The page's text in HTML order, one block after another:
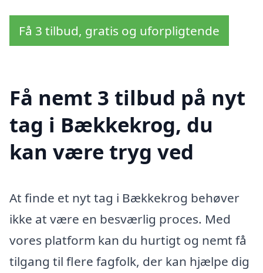
Få 3 tilbud, gratis og uforpligtende
Få nemt 3 tilbud på nyt
tag i Bækkekrog, du
kan være tryg ved
At finde et nyt tag i Bækkekrog behøver
ikke at være en besværlig proces. Med
vores platform kan du hurtigt og nemt få
tilgang til flere fagfolk, der kan hjælpe dig